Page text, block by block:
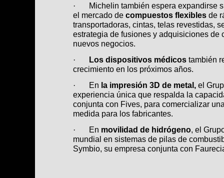
·
Michelin también espera expandirse
el mercado de compuestos flexibles de
transportadoras, cintas, telas revestidas,
estrategia de fusiones y adquisiciones de
nuevos negocios.
·
Los dispositivos médicos también
crecimiento en los próximos años.
·
En la impresión 3D de metal, el
experiencia única que respalda la
conjunta con Fives, para comercializar
medida para los fabricantes.
·
En movilidad de hidrógeno, el
mundial en sistemas de pilas de
Symbio, su empresa conjunta con